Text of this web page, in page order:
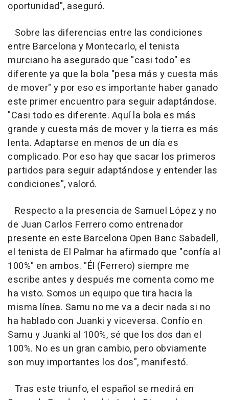
oportunidad", aseguró.
Sobre las diferencias entre las condiciones
entre Barcelona y Montecarlo, el tenista
murciano ha asegurado que "casi todo" es
diferente ya que la bola "pesa más y cuesta más
de mover" y por eso es importante haber ganado
este primer encuentro para seguir adaptándose.
"Casi todo es diferente. Aquí la bola es más
grande y cuesta más de mover y la tierra es más
lenta. Adaptarse en menos de un día es
complicado. Por eso hay que sacar los primeros
partidos para seguir adaptándose y entender las
condiciones", valoró.
Respecto a la presencia de Samuel López y no
de Juan Carlos Ferrero como entrenador
presente en este Barcelona Open Banc Sabadell,
el tenista de El Palmar ha afirmado que "confía al
100%" en ambos. "Él (Ferrero) siempre me
escribe antes y después me comenta como me
ha visto. Somos un equipo que tira hacia la
misma línea. Samu no me va a decir nada si no
ha hablado con Juanki y viceversa. Confío en
Samu y Juanki al 100%, sé que los dos dan el
100%. No es un gran cambio, pero obviamente
son muy importantes los dos", manifestó.
Tras este triunfo, el español se medirá en